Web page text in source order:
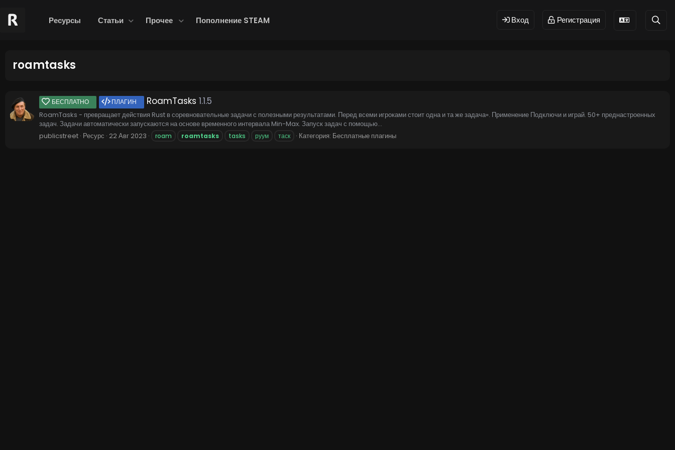
Ресурсы Статьи Прочее Пополнение STEAM Вход Регистрация
roamtasks
БЕСПЛАТНО ПЛАГИН RoamTasks 1.1.5
RoamTasks - превращает действия Rust в соревновательные задачи с полезными результатами. Перед всеми игроками стоит одна и та же задача». Применение Подключи и играй. 50+ преднастроенных
задач. Задачи автоматически запускаются на основе временного интервала Min-Max. Запуск задач с помощью...
publicstreet Ресурс 22 Авг 2023 roam roamtasks tasks руум таск Категория: Бесплатные плагины